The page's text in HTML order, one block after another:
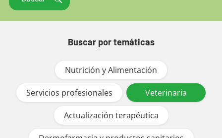
Buscar por temáticas
Nutrición y Alimentación
Servicios profesionales Veterinaria
Actualización terapéutica